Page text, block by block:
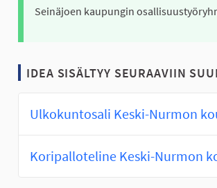
Seinäjoen kaupungin
IDEA SISÄLTYY SEURAAVIIN
Ulkokuntosali Keski-Nurmon
Koripalloteline Keski-Nurmon